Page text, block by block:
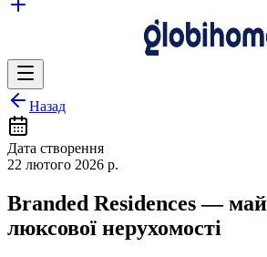
Назад
Дата створення
22 лютого 2026 р.
Branded Residences —
люксової нерухомості